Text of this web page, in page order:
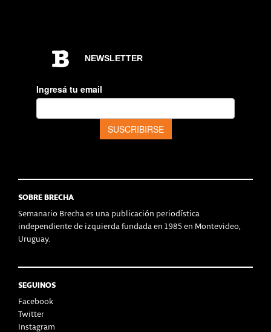
SOBRE BRECHA
Semanario Brecha es una publicación periodística
independiente de izquierda fundada en 1985 en Montevideo,
Uruguay.
SEGUINOS
Facebook
Twitter
Instagram